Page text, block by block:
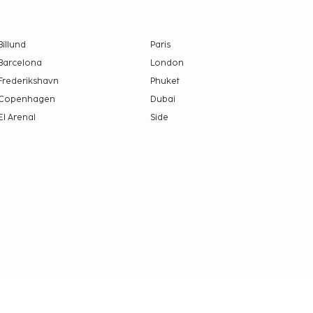
Paris
London
Phuket
Dubai
Arenal Side